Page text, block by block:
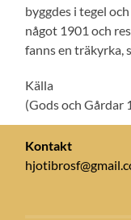
byggdes i tegel
något 1901 och
fanns en träkyrka,
Källa
(Gods och Gårdar
Kontakt